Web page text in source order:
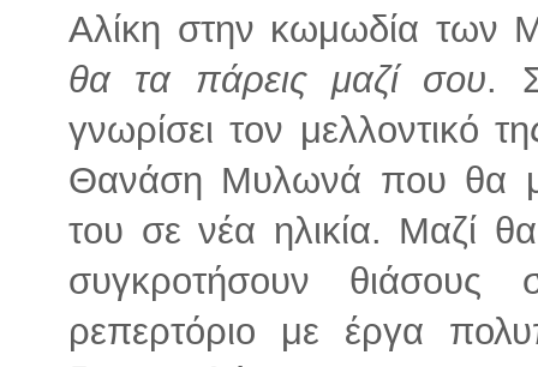
Αλίκη στην κωμωδία των
θα τα πάρεις μαζί σου.
γνωρίσει τον μελλοντικό
Θανάση Μυλωνά που θα
του σε νέα ηλικία. Μαζί
συγκροτήσουν
ρεπερτόριο με έργα